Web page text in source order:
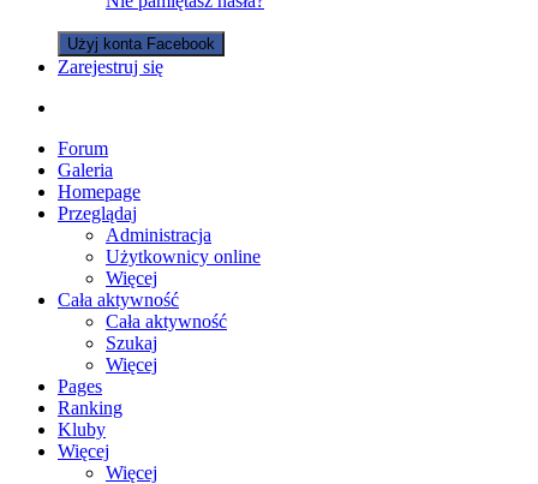
Użyj konta Facebook
Zarejestruj się
Forum
Galeria
Homepage
Przeglądaj
Administracja
Użytkownicy online
Więcej
Cała aktywność
Cała aktywność
Szukaj
Więcej
Pages
Ranking
Kluby
Więcej
Więcej